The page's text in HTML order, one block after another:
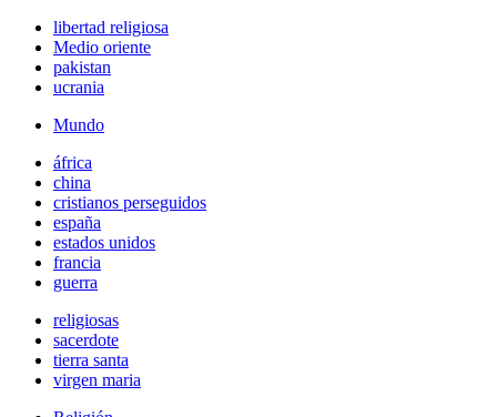
libertad religiosa
Medio oriente
pakistan
ucrania
Mundo
áfrica
china
cristianos perseguidos
españa
estados unidos
francia
guerra
religiosas
sacerdote
tierra santa
virgen maria